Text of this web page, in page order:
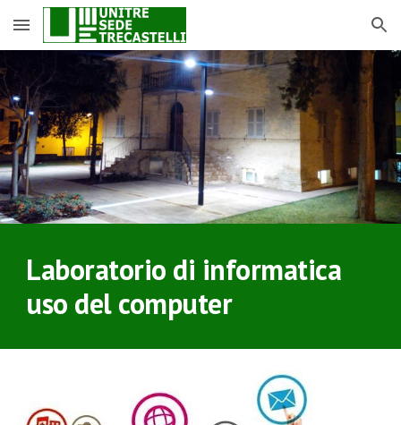
Skip to main content Skip to navigation
Laboratorio di informatica
uso del computer